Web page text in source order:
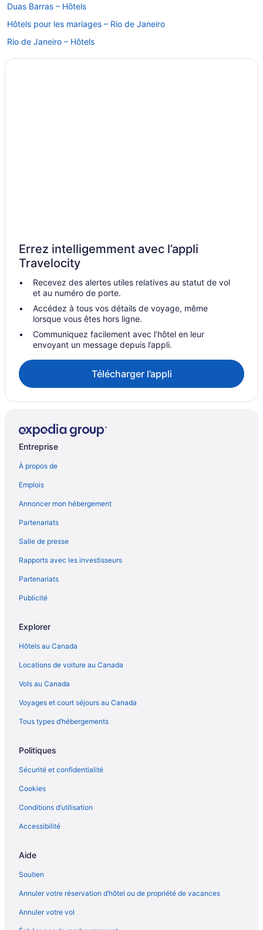
Duas Barras – Hôtels
Hôtels pour les mariages – Rio de Janeiro
Rio de Janeiro – Hôtels
Rio de Janeiro – Villas
Errez intelligemment avec l’appli
Travelocity
Recevez des alertes utiles relatives au statut de vol
et au numéro de porte.
Accédez à tous vos détails de voyage, même
lorsque vous êtes hors ligne.
Communiquez facilement avec l’hôtel en leur
envoyant un message depuis l’appli.
Télécharger l’appli
Entreprise
À propos de
Emplois
Annoncer mon hébergement
Partenariats
Salle de presse
Rapports avec les investisseurs
Partenariats
Publicité
Explorer
Hôtels au Canada
Locations de voiture au Canada
Vols au Canada
Voyages et court séjours au Canada
Tous types d’hébergements
Politiques
Sécurité et confidentialité
Cookies
Conditions d’utilisation
Accessibilité
Aide
Soutien
Annuler votre réservation d’hôtel ou de propriété de vacances
Annuler votre vol